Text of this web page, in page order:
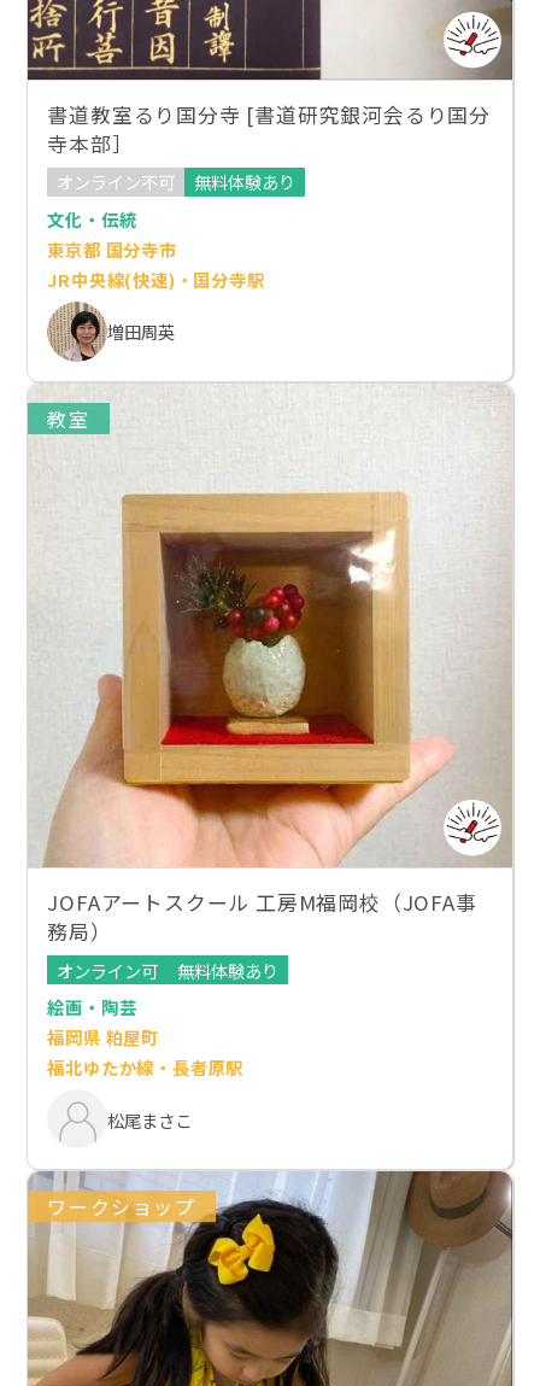
書道教室るり国分寺 [書道研究銀河会るり国分
寺本部］
オンライン不可
無料体験あり
文化・伝統
東京都 国分寺市
JR中央線(快速)・国分寺駅
増田周英
教室
JOFAアートスクール 工房M福岡校（JOFA事
務局）
オンライン可
無料体験あり
絵画・陶芸
福岡県 粕屋町
福北ゆたか線・長者原駅
松尾まさこ
ワークショップ